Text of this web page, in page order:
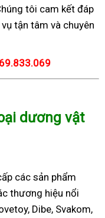
tôi cam kết đáp
tận tâm và chuyên
dương vật
các sản phẩm
thương hiệu nổi
Dibe, Svakom,